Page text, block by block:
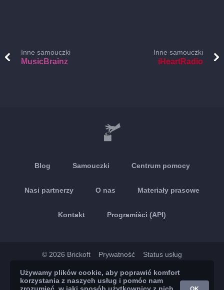
Inne samouczki
MusicBrainz
Inne samouczki
iHeartRadio
Blog Samouczki Centrum pomocy
Nasi partnerzy O nas Materiały prasowe
Kontakt Programiści (API)
© 2026 Brickoft Prywatność Status usług
App Store Google Play
Używamy plików cookie, aby poprawić komfort
korzystania z naszych usług i pomóc nam